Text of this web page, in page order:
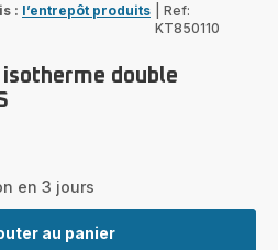
: l’entrepôt produits
Ref:
KT850110
double
en 3 jours
au panier